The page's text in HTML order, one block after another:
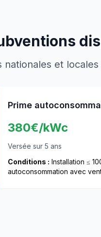
nationales et
Prime
380€/kWc
Versée sur 5 ans
Conditions : Installation ≤
autoconsommation avec